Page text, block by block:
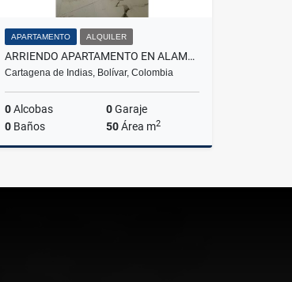
APARTAMENTO ALQUILER
ARRIENDO APARTAMENTO EN ALAMEDA LA VICTORIA
Cartagena de Indias, Bolívar, Colombia
0Alcobas 0Garaje
0 Baños 50Área m2
$1.100.000